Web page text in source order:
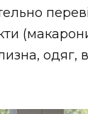
одяг,